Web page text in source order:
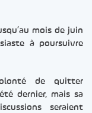
mois de juin
à poursuivre
de quitter
dernier, mais sa
seraient